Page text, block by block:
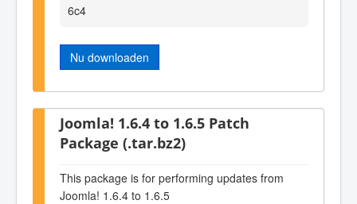
6c4
Nu downloaden
Joomla! 1.6.4 to 1.6.5 Patch
Package (.tar.bz2)
This package is for performing updates from
Joomla! 1.6.4 to 1.6.5